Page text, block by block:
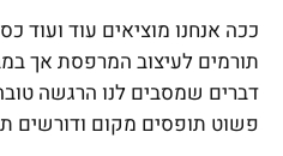
ככה אנחנו מוציאים עוד ועוד
תורמים לעיצוב המרפסת אך
דברים שמסבים לנו הרגשה
פשוט תופסים מקום ודורשים